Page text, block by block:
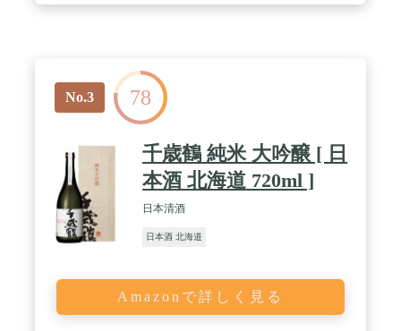
No.3 78
千歳鶴 純米 大吟醸 [ 日
本酒 北海道 720ml ]
日本清酒
日本酒 北海道
Amazonで詳しく見る